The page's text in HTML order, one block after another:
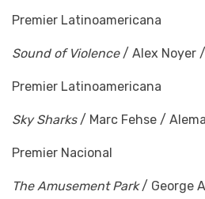
Premier Latinoamericana
Sound of Violence/ Alex Noyer
Premier Latinoamericana
Sky Sharks/ Marc Fehse /
Premier Nacional
The Amusement Park/ George